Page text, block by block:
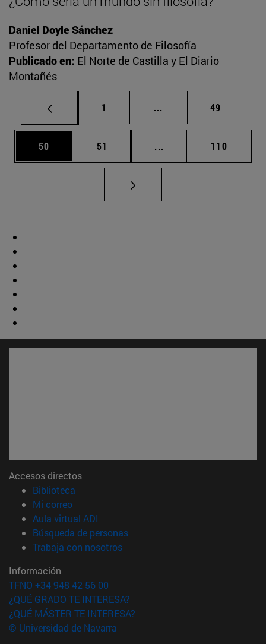
Daniel Doyle Sánchez
Profesor del Departamento de Filosofía
Publicado en: El Norte de Castilla y El Diario
Montañés
Página
1 ... Páginas intermedias
Página
49
Página
50 Página
51 ... Páginas intermedias
Página
110
Accesos directos
Biblioteca
Mi correo(abre en nueva ventana)
Aula virtual ADI
Búsqueda de personas(abre en nueva ventana)
Trabaja con nosotros(abre en nueva ventana)
Información
TFNO +34 948 42 56 00
¿QUÉ GRADO TE INTERESA?
¿QUÉ MÁSTER TE INTERESA?
© Universidad de Navarra